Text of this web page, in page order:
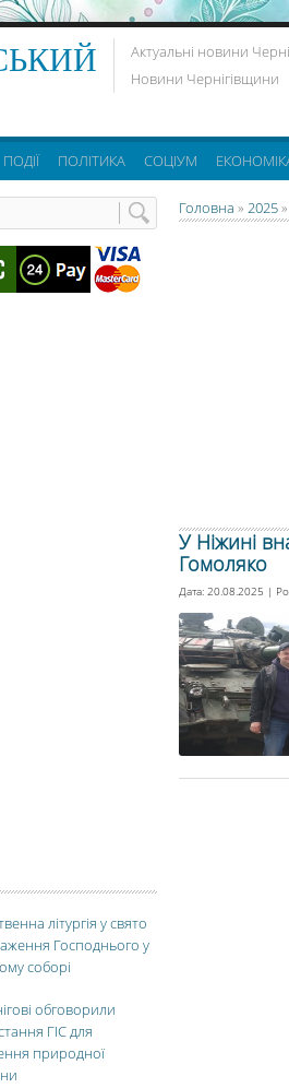
Актуальні новини
Новини Чернігівщини
ПОДІЇ ПОЛІТИКА СОЦІУМ
Головна » 2025»
У Ніжині
Гомоляко
Дата: 20.08.2025 |
літургія у свято
Господнього у
соборі
обговорили
ГІС для
природної